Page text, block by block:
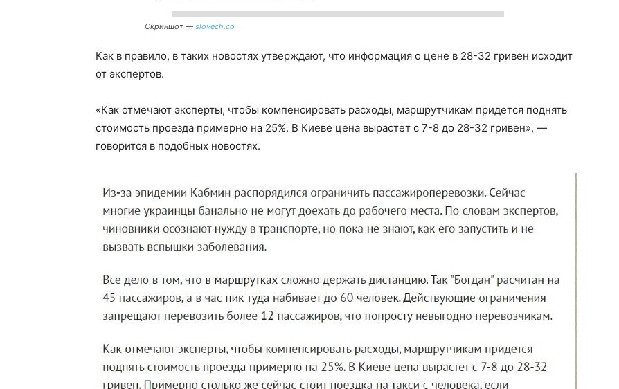
Скриншот — slovech.co
Как в правило, в таких новостях утверждают, что информация о цене в 28-32 гривен исходит
от экспертов.
«Как отмечают эксперты, чтобы компенсировать расходы, маршрутчикам придется поднять
стоимость проезда примерно на 25%. В Киеве цена вырастет с 7-8 до 28-32 гривен», —
говорится в подобных новостях.